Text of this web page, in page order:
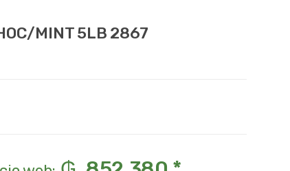
MINT 5LB 2867